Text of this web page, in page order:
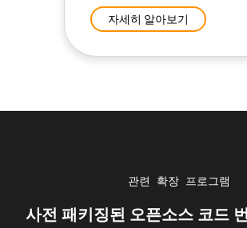
자세히 알아보기
관련 확장 프로그램
사전 패키징된 오픈소스 코드